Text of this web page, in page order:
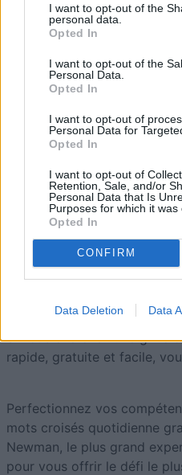
I want to opt-out of the
personal data.
Opted In
I want to opt-out of the
Personal Data.
Opted In
I want to opt-out of
Personal Data for
Opted In
I want to opt-out of
Retention, Sale, and/or
Personal Data that Is
Purposes for which it was
Opted In
CONFIRM
Data Deletion Data
Tuffino
Easy Crossword
Si vous cherchez une grille
rapide, gratuite et facile,
Perfectionnez vos
mots croisés quotidienne
Newman, le plus grand
pour vous offrir le défi le